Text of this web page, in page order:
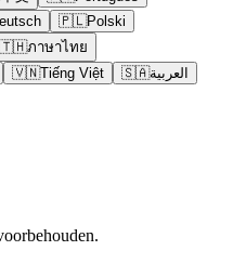
🇵🇱Polski
🇹🇭ภาษาไทย
🇻🇳Tiếng Việt 🇸🇦العربية